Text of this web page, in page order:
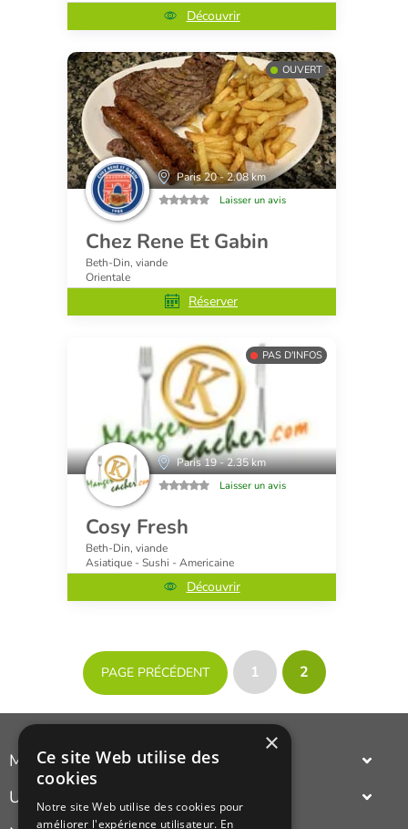
Découvrir
OUVERT
Paris 20 - 2.08 km
Laisser un avis
Chez Rene Et Gabin
Beth-Din, viande
Orientale
Réserver
PAS D'INFOS
Paris 19 - 2.35 km
Laisser un avis
Cosy Fresh
Beth-Din, viande
Asiatique - Sushi - Americaine
Découvrir
PAGE PRÉCÉDENT 1 2
Manger Cacher
Cacher c'est quoi ?
Liens utiles
Un annuaire
×
Ce site Web utilise des
cookies
Notre site Web utilise des cookies pour
améliorer l'expérience utilisateur. En